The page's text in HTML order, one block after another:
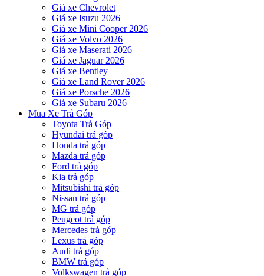
Giá xe Chevrolet
Giá xe Isuzu 2026
Giá xe Mini Cooper 2026
Giá xe Volvo 2026
Giá xe Maserati 2026
Giá xe Jaguar 2026
Giá xe Bentley
Giá xe Land Rover 2026
Giá xe Porsche 2026
Giá xe Subaru 2026
Mua Xe Trả Góp
Toyota Trả Góp
Hyundai trả góp
Honda trả góp
Mazda trả góp
Ford trả góp
Kia trả góp
Mitsubishi trả góp
Nissan trả góp
MG trả góp
Peugeot trả góp
Mercedes trả góp
Lexus trả góp
Audi trả góp
BMW trả góp
Volkswagen trả góp